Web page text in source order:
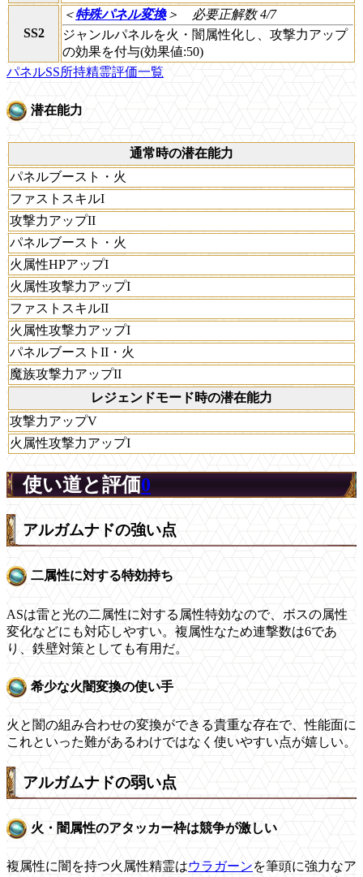
SS2
＜特殊パネル変換＞
必要正解数 4/7
ジャンルパネルを火・闇属性化し、攻撃力アップ
の効果を付与(効果値:50)
パネルSS所持精霊評価一覧
潜在能力
通常時の潜在能力
パネルブースト・火
ファストスキルI
攻撃力アップII
パネルブースト・火
火属性HPアップI
火属性攻撃力アップI
ファストスキルII
火属性攻撃力アップI
パネルブーストII・火
魔族攻撃力アップII
レジェンドモード時の潜在能力
攻撃力アップV
火属性攻撃力アップI
使い道と評価0
アルガムナドの強い点
二属性に対する特効持ち
ASは雷と光の二属性に対する属性特効なので、ボスの属性
変化などにも対応しやすい。複属性なため連撃数は6であ
り、鉄壁対策としても有用だ。
希少な火闇変換の使い手
火と闇の組み合わせの変換ができる貴重な存在で、性能面に
これといった難があるわけではなく使いやすい点が嬉しい。
アルガムナドの弱い点
火・闇属性のアタッカー枠は競争が激しい
複属性に闇を持つ火属性精霊はウラガーンを筆頭に強力なア